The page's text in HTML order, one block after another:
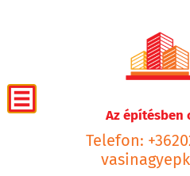
Az építésben
Telefon: